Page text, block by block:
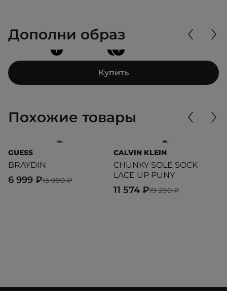
Дополни образ
+
+ +
Купить
Похожие товары
GUESS
BRAYDIN
13 990 ₽
6 999 ₽
CALVIN KLEIN
CHUNKY SOLE SOCK
LACE UP PUNY
19 290 ₽
11 574 ₽